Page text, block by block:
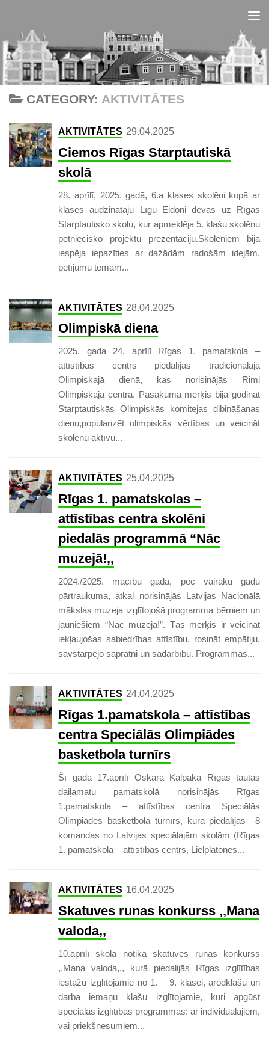
CATEGORY: AKTIVITĀTES
AKTIVITĀTES 29.04.2025
Ciemos Rīgas Starptautiskā
skolā
28. aprīlī, 2025. gadā, 6.a klases skolēni kopā ar
klases audzinātāju Līgu Eidoni devās uz Rīgas
Starptautisko skolu, kur apmeklēja 5. klašu skolēnu
pētniecisko projektu prezentāciju.Skolēniem bija
iespēja iepazīties ar dažādām radošām idejām,
pētījumu tēmām...
AKTIVITĀTES 28.04.2025
Olimpiskā diena
2025. gada 24. aprīlī Rīgas 1. pamatskola –
attīstības centrs piedalījās tradicionālajā
Olimpiskajā dienā, kas norisinājās Rimi
Olimpiskajā centrā. Pasākuma mērķis bija godināt
Starptautiskās Olimpiskās komitejas dibināšanas
dienu,popularizēt olimpiskās vērtības un veicināt
skolēnu aktīvu...
AKTIVITĀTES 25.04.2025
Rīgas 1. pamatskolas –
attīstības centra skolēni
piedalās programmā “Nāc
muzejā!,,
2024./2025. mācību gadā, pēc vairāku gadu
pārtraukuma, atkal norisinājās Latvijas Nacionālā
mākslas muzeja izglītojošā programma bērniem un
jauniešiem “Nāc muzejā!”. Tās mērķis ir veicināt
iekļaujošas sabiedrības attīstību, rosināt empātiju,
savstarpējo sapratni un sadarbību. Programmas...
AKTIVITĀTES 24.04.2025
Rīgas 1.pamatskola – attīstības
centra Speciālās Olimpiādes
basketbola turnīrs
Šī gada 17.aprīlī Oskara Kalpaka Rīgas tautas
daiļamatu pamatskolā norisinājās Rīgas
1.pamatskola – attīstības centra Speciālās
Olimpiādes basketbola turnīrs, kurā piedalījās 8
komandas no Latvijas speciālajām skolām (Rīgas
1. pamatskola – attīstības centrs, Lielplatones...
AKTIVITĀTES 16.04.2025
Skatuves runas konkurss ,,Mana
valoda,,
10.aprīlī skolā notika skatuves runas konkurss
,,Mana valoda,,, kurā piedalijās Rīgas izglītības
iestāžu izglītojamie no 1. – 9. klasei, arodklašu un
darba iemaņu klašu izglītojamie, kuri apgūst
speciālās izglītības programmas: ar individuālajiem,
vai priekšnesumiem...